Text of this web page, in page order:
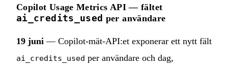
Copilot Usage Metrics API — fältet
ai_credits_used per användare
19 juni — Copilot-mät-API:et exponerar ett nytt fält
ai_credits_used per användare och dag,